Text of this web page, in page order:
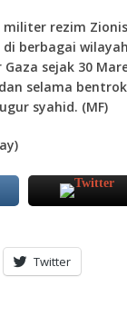
rezim
berbagai
sejak 30
selama
syahid. (MF)
Twitter